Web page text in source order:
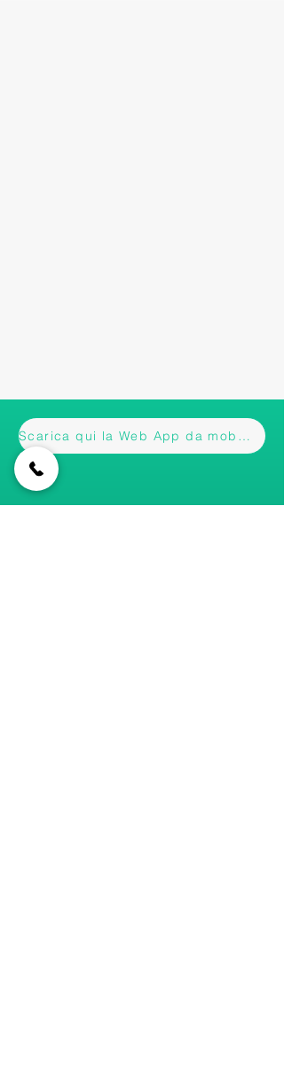
Scarica qui la Web App da mobile